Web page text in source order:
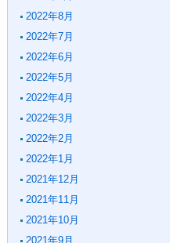
2022年8月
2022年7月
2022年6月
2022年5月
2022年4月
2022年3月
2022年2月
2022年1月
2021年12月
2021年11月
2021年10月
2021年9月